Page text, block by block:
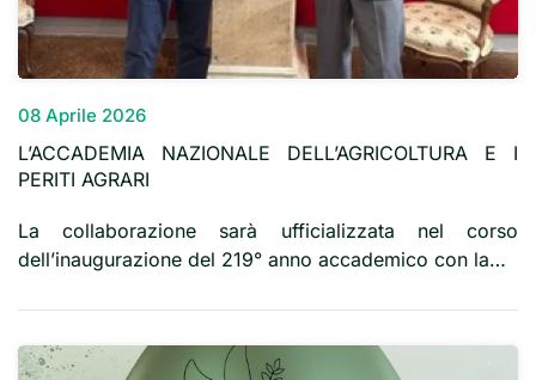
08 Aprile 2026
L’ACCADEMIA NAZIONALE DELL’AGRICOLTURA E I
PERITI AGRARI
La collaborazione sarà ufficializzata nel corso
dell’inaugurazione del 219° anno accademico con la…